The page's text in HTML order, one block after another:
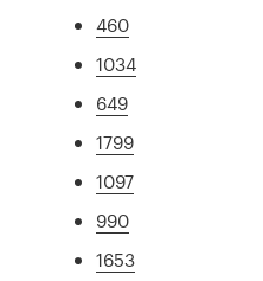
460
1034
649
1799
1097
990
1653